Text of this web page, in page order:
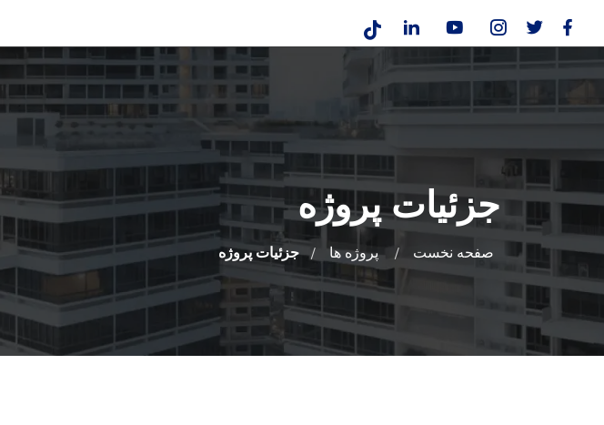
جزئیات پروژه
صفحه نخست پروژه ها جزئیات پروژه